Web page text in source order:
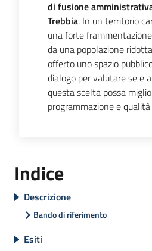
di fusione
Trebbia. In un territorio
una forte
da una popolazione
offerto uno spazio
dialogo per valutare se e
questa scelta possa
programmazione e
Indice
Descrizione
Bando di riferimento
Esiti